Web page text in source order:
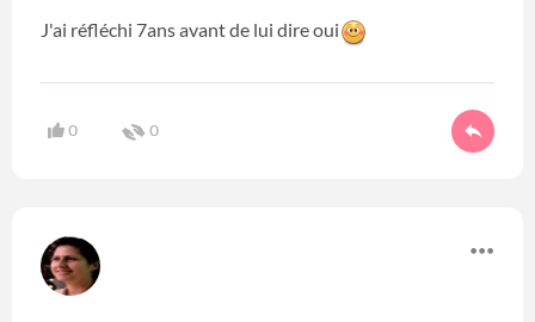
J'ai réfléchi 7ans avant de lui dire oui
0 0